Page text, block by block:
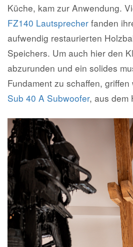
Küche, kam zur Anwendung.
FZ140 Lautsprecher fanden
aufwendig restaurierten
Speichers. Um auch hier den
abzurunden und ein solides
Fundament zu schaffen,
Sub 40 A Subwoofer, aus dem